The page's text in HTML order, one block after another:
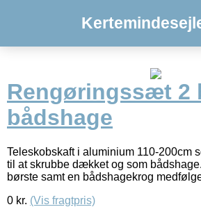
Rengøringssæt 2
bådshage
Teleskobskaft i aluminium 110-200cm
til at skrubbe dækket og som
børste samt en bådshagekrog
0 kr. (Vis fragtpris)